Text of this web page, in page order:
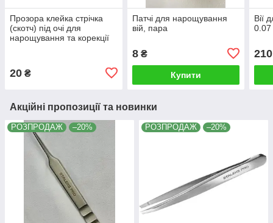
Прозора клейка стрічка
(скотч) під очі для
нарощування та корекції
20 ₴
Патчі для нарощування
вій, пара
8₴
Купити
Вії
0.07
210
Акційні пропозиції та новинки
РОЗПРОДАЖ –20% РОЗПРОДАЖ –20%